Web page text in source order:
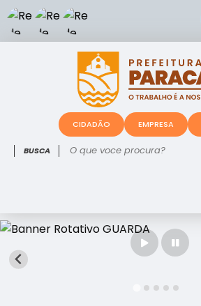
O que voce procura?
CIDADÃO EMPRESA